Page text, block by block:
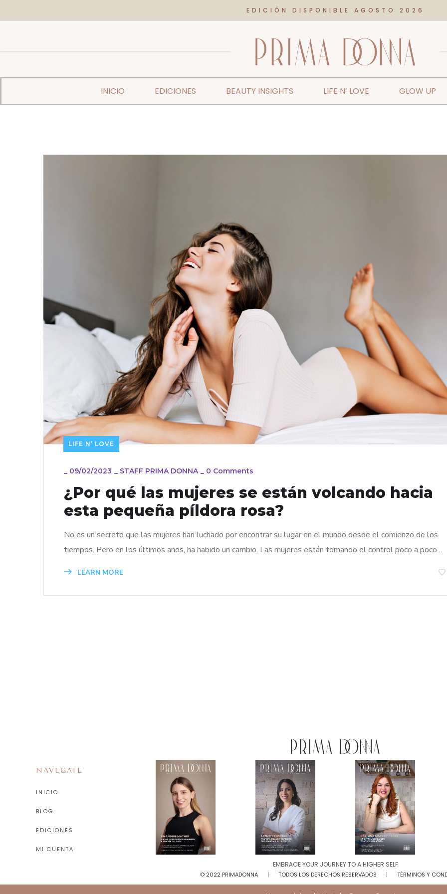
EDICIÓN DISPONIBLE AGOSTO 2026
INICIO EDICIONES BEAUTY INSIGHTS LIFE N’ LOVE GLOW UP
LIFE N’ LOVE
_ 09/02/2023 _ STAFF PRIMA DONNA _ 0 Comments
¿Por qué las mujeres se están volcando hacia
esta pequeña píldora rosa?
No es un secreto que las mujeres han luchado por encontrar su lugar en el mundo desde el comienzo de los
tiempos. Pero en los últimos años, ha habido un cambio. Las mujeres están tomando el control poco a poco…
LEARN MORE
NAVEGATE
INICIO
BLOG
EDICIONES
MI CUENTA
EMBRACE YOUR JOURNEY TO A HIGHER SELF​
© 2022 PRIMADONNA TODOS LOS DERECHOS RESERVADOS TÉRMINOS Y